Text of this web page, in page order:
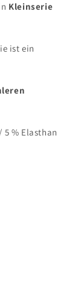
Kleinserie
ist ein
5 % Elasthan